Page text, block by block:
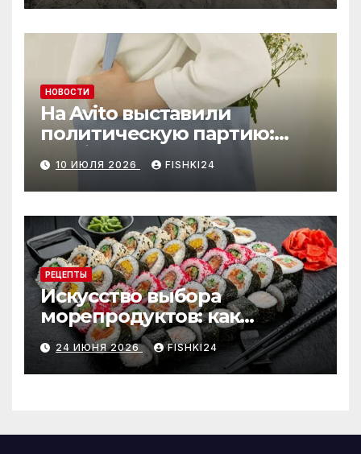
НОВОСТИ
На Avito выставили
политическую партию:
необычный лот привлёк
внимание
10 ИЮЛЯ 2026 FISHKI24
РЕЦЕПТЫ
Искусство выбора
морепродуктов: как
отличить премиальные
роллы от масс-маркета
24 ИЮНЯ 2026 FISHKI24